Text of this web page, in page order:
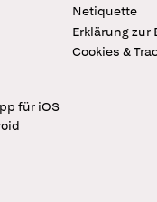
Netiquette
Erklärung zur
Cookies &
für iOS